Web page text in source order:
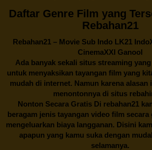
Daftar Genre Film yang
Rebahan21
Rebahan21 – Movie Sub Indo LK21
CinemaXXI Ganool
Ada banyak sekali situs streaming
untuk menyaksikan tayangan film yang
mudah di internet. Namun karena alasan
menontonnya di situs
Nonton Secara Gratis Di rebahan21
beragam jenis tayangan video film
mengeluarkan biaya langganan. Disini
apapun yang kamu suka dengan
selamanya.